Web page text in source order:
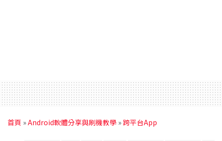
首頁 »Android軟體分享與刷機教學 »跨平台App